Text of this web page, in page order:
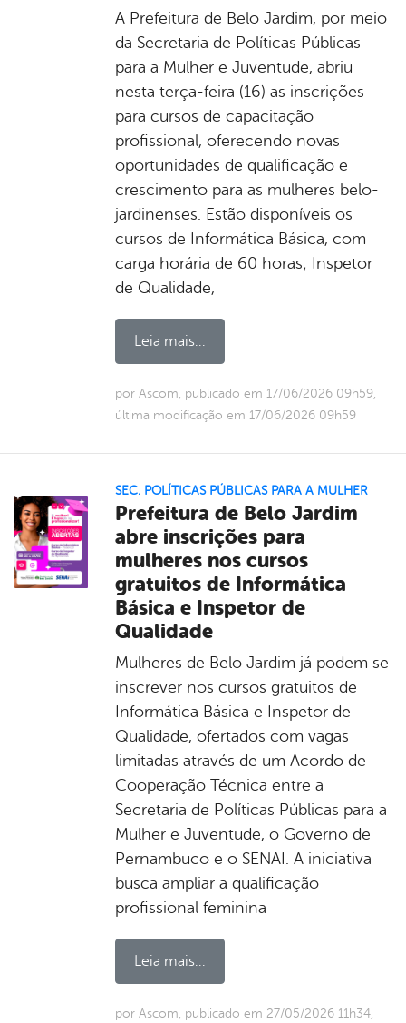
A Prefeitura de Belo Jardim, por meio
da Secretaria de Políticas Públicas
para a Mulher e Juventude, abriu
nesta terça-feira (16) as inscrições
para cursos de capacitação
profissional, oferecendo novas
oportunidades de qualificação e
crescimento para as mulheres belo-
jardinenses. Estão disponíveis os
cursos de Informática Básica, com
carga horária de 60 horas; Inspetor
de Qualidade,
Leia mais...
por Ascom, publicado em 17/06/2026 09h59,
última modificação em 17/06/2026 09h59
SEC. POLÍTICAS PÚBLICAS PARA A MULHER
Prefeitura de Belo Jardim
abre inscrições para
mulheres nos cursos
gratuitos de Informática
Básica e Inspetor de
Qualidade
Mulheres de Belo Jardim já podem se
inscrever nos cursos gratuitos de
Informática Básica e Inspetor de
Qualidade, ofertados com vagas
limitadas através de um Acordo de
Cooperação Técnica entre a
Secretaria de Políticas Públicas para a
Mulher e Juventude, o Governo de
Pernambuco e o SENAI. A iniciativa
busca ampliar a qualificação
profissional feminina
Leia mais...
por Ascom, publicado em 27/05/2026 11h34,